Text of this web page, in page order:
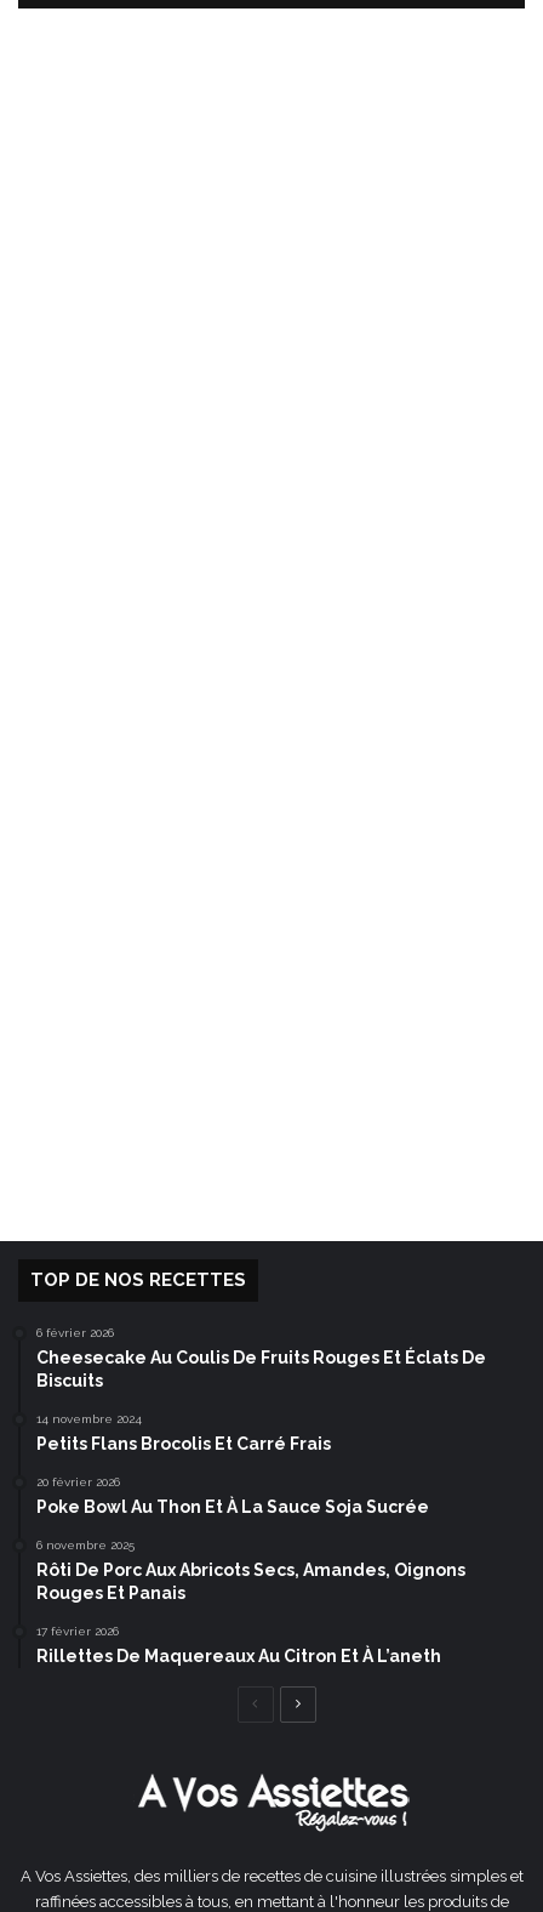
TOP DE NOS RECETTES
6 février 2026
Cheesecake Au Coulis De Fruits Rouges Et Éclats De
Biscuits
14 novembre 2024
Petits Flans Brocolis Et Carré Frais
20 février 2026
Poke Bowl Au Thon Et À La Sauce Soja Sucrée
6 novembre 2025
Rôti De Porc Aux Abricots Secs, Amandes, Oignons
Rouges Et Panais
17 février 2026
Rillettes De Maquereaux Au Citron Et À L’aneth
Page
A Vos Assiettes, des milliers de recettes de cuisine illustrées simples et
raffinées accessibles à tous, en mettant à l'honneur les produits de